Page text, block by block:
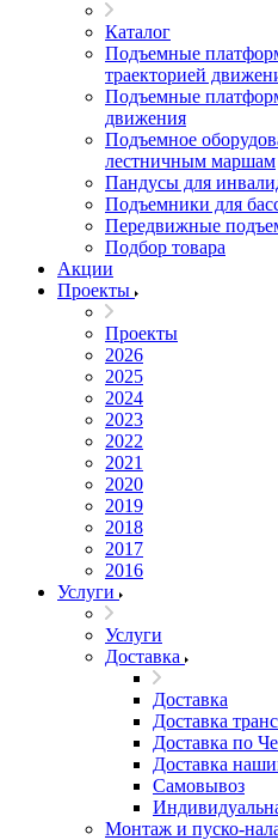
Каталог
Подъемные
траекторией
Подъемные
движения
Подъемное
лестничным маршам
Пандусы для
Подъемники для
Передвижные
Подбор товара
Акции
Проекты
Проекты
2026
2025
2024
2023
2022
2021
2020
2019
2018
2017
2016
Услуги
Услуги
Доставка
Доставка
Доставка
Доставка по
Доставка
Самовывоз
Монтаж и пуско-